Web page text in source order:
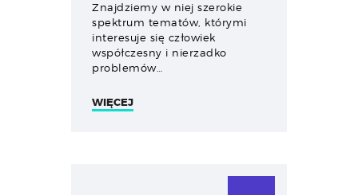
Znajdziemy w niej szerokie
spektrum tematów, którymi
interesuje się człowiek
współczesny i nierzadko
problemów…
WIĘCEJ